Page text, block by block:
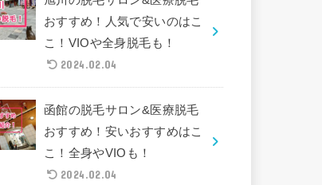
おすすめ！人気で安いのはこ
こ！VIOや全身脱毛も！
2024.02.04
函館の脱毛サロン&医療脱毛
おすすめ！安いおすすめはこ
こ！全身やVIOも！
2024.02.04